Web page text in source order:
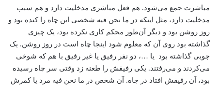
مباشرت جمع می‌شود. هم فعل مباشری مدخلیت دارد و هم سبب
مدخلیت دارد، مثل اینکه در ما نحن فیه شخصی این چاه را کنده بود و
روز روشن بود و دیگر آن‌طور محکم کاری نکرده بود، یک چیزی
گذاشته بود روی آن که معلوم شود اینجا چاه است در روز روشن. یک
چوبی گذاشته بود یا …، دو نفر رفیق یا غیر رفیق با هم که شوخی
می‌کردند و می‌رفتند. یکی رفیقش را طعنه زد وقتی سر چاه رسیده
بود، آن رفیقش افتاد در چاه. آن شخص در ما نحن فیه مرد یا کمرش